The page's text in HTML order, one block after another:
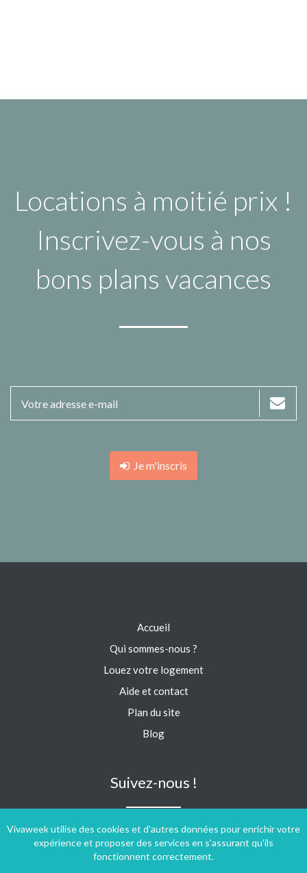
Locations à moitié prix !
Inscrivez-vous à nos
bons plans vacances
Je m'inscris
Vivaweek utilise des cookies et d'autres données pour enrichir votre
expérience et proposer des services en s'assurant qu'ils
fonctionnent correctement.
Accueil
Qui sommes-nous ?
Louez votre logement
Aide et contact
Plan du site
Blog
Suivez-nous !